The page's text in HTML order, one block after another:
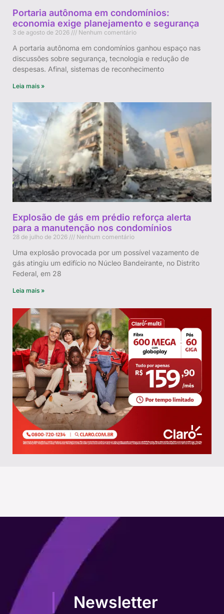
Portaria autônoma em condomínios:
economia exige planejamento e segurança
3 de agosto de 2026 Nenhum comentário
A portaria autônoma em condomínios ganhou espaço nas
discussões sobre segurança, tecnologia e redução de
despesas. Afinal, sistemas de reconhecimento
Leia mais »
Explosão de gás em prédio reforça alerta
para a manutenção nos condomínios
28 de julho de 2026 Nenhum comentário
Uma explosão provocada por um possível vazamento de
gás atingiu um edifício no Núcleo Bandeirante, no Distrito
Federal, em 28
Leia mais »
Newsletter